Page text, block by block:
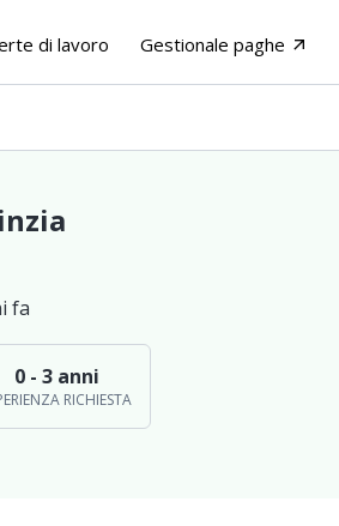
di lavoro Gestionale paghe arrow_outward
fa
0 - 3 anni
RICHIESTA